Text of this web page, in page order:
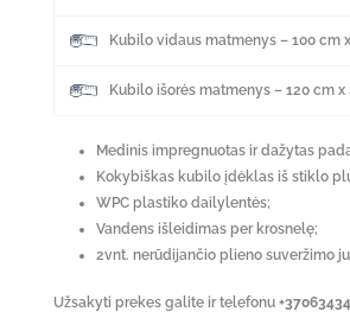
Kubilo vidaus matmenys – 100 cm
Kubilo išorės matmenys – 120 cm x
Medinis impregnuotas ir dažytas
Kokybiškas kubilo įdėklas iš stiklo
WPC plastiko dailylentės;
Vandens išleidimas per krosnelę;
2vnt. nerūdijančio plieno suveržimo
Užsakyti prekes galite ir telefonu